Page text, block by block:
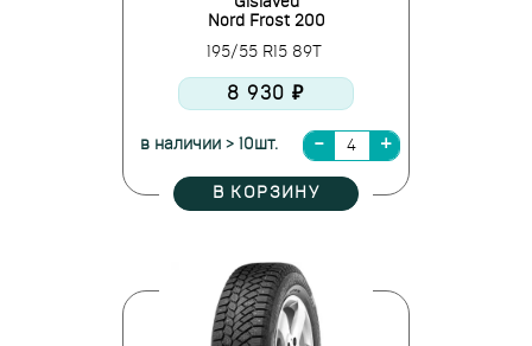
Nord Frost 200
195/55 R15 89T
8 930 ₽
в наличии > 10шт.
В КОРЗИНУ